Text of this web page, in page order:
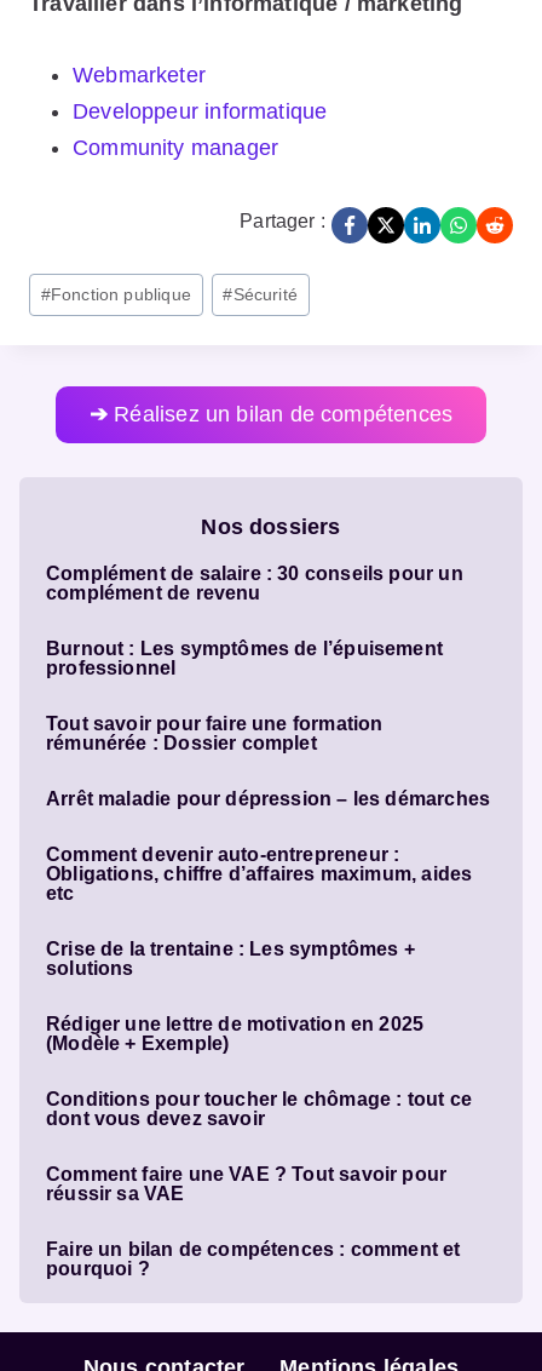
Webmarketer
Developpeur informatique
Community manager
Partager :
Post
Tags:
#Fonction publique #Sécurité
➔ Réalisez un bilan de compétences
Nos dossiers
Complément de salaire : 30 conseils pour un
complément de revenu
Burnout : Les symptômes de l’épuisement
professionnel
Tout savoir pour faire une formation
rémunérée : Dossier complet
Arrêt maladie pour dépression – les démarches
Comment devenir auto-entrepreneur :
Obligations, chiffre d’affaires maximum, aides
etc
Crise de la trentaine : Les symptômes +
solutions
Rédiger une lettre de motivation en 2025
(Modèle + Exemple)
Conditions pour toucher le chômage : tout ce
dont vous devez savoir
Comment faire une VAE ? Tout savoir pour
réussir sa VAE
Faire un bilan de compétences : comment et
pourquoi ?